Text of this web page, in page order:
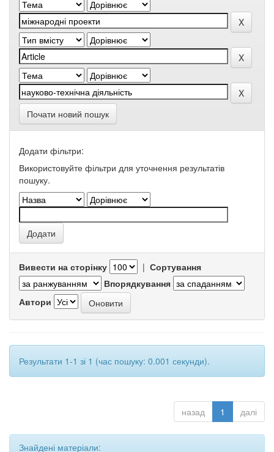
Почати новий пошук
Додати фільтри:
Використовуйте фільтри для уточнення результатів
пошуку.
Вивести на сторінку | Сортування
Впорядкування
Автори
Результати 1-1 зі 1 (час пошуку: 0.001 секунди).
назад 1 далі
Знайдені матеріали: